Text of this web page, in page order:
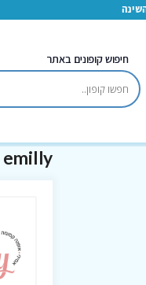
חיפוש קופונים באתר
emilly קוד קופון